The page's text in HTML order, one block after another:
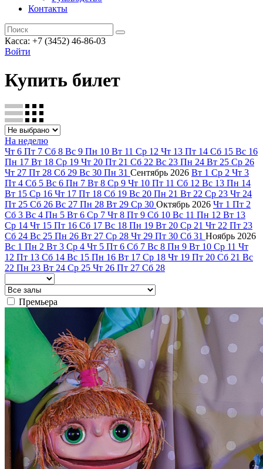
Контакты
Касса: +7 (3452) 46-86-03
Войти
Купить билет
На неделю
Чт 6 Пт 7 Сб 8 Вс 9 Пн 10 Вт 11 Ср 12 Чт 13 Пт 14 Сб 15 Вс 16
Пн 17 Вт 18 Ср 19 Чт 20 Пт 21 Сб 22 Вс 23 Пн 24 Вт 25 Ср 26
Чт 27 Пт 28 Сб 29 Вс 30 Пн 31 Сентябрь 2026 Вт 1 Ср 2 Чт 3
Пт 4 Сб 5 Вс 6 Пн 7 Вт 8 Ср 9 Чт 10 Пт 11 Сб 12 Вс 13 Пн 14
Вт 15 Ср 16 Чт 17 Пт 18 Сб 19 Вс 20 Пн 21 Вт 22 Ср 23 Чт 24
Пт 25 Сб 26 Вс 27 Пн 28 Вт 29 Ср 30 Октябрь 2026 Чт 1 Пт 2
Сб 3 Вс 4 Пн 5 Вт 6 Ср 7 Чт 8 Пт 9 Сб 10 Вс 11 Пн 12 Вт 13
Ср 14 Чт 15 Пт 16 Сб 17 Вс 18 Пн 19 Вт 20 Ср 21 Чт 22 Пт 23
Сб 24 Вс 25 Пн 26 Вт 27 Ср 28 Чт 29 Пт 30 Сб 31 Ноябрь 2026
Вс 1 Пн 2 Вт 3 Ср 4 Чт 5 Пт 6 Сб 7 Вс 8 Пн 9 Вт 10 Ср 11 Чт
12 Пт 13 Сб 14 Вс 15 Пн 16 Вт 17 Ср 18 Чт 19 Пт 20 Сб 21 Вс
22 Пн 23 Вт 24 Ср 25 Чт 26 Пт 27 Сб 28
Премьера